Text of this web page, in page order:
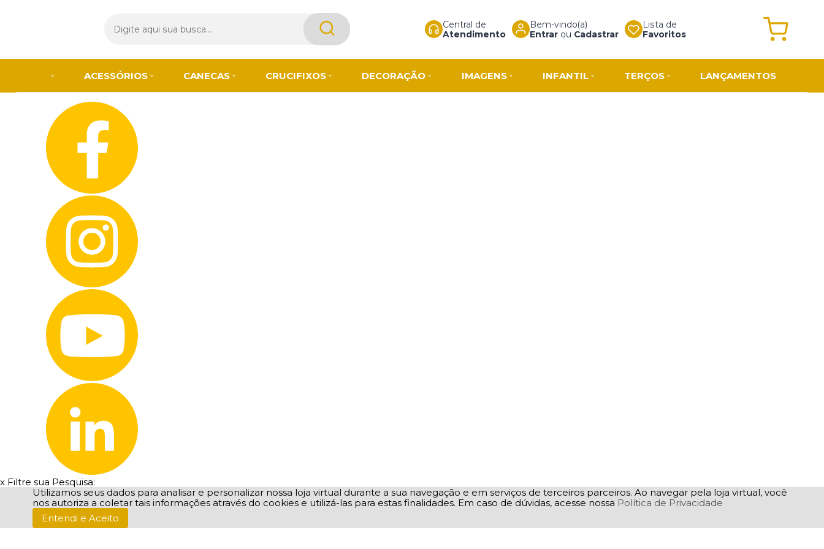
Como Comprar
x Filtre sua Pesquisa:
Utilizamos seus dados para analisar e personalizar nossa loja virtual durante a sua navegação e em serviços de terceiros parceiros. Ao navegar pela loja virtual, você
nos autoriza a coletar tais informações através do cookies e utilizá-las para estas finalidades. Em caso de dúvidas, acesse nossa Política de Privacidade
Entendi e Aceito
Central de
Atendimento
Bem-vindo(a)
Entrarou Cadastrar
Lista de
Favoritos
ACESSÓRIOS CANECAS CRUCIFIXOS DECORAÇÃO IMAGENS INFANTIL TERÇOS LANÇAMENTOS